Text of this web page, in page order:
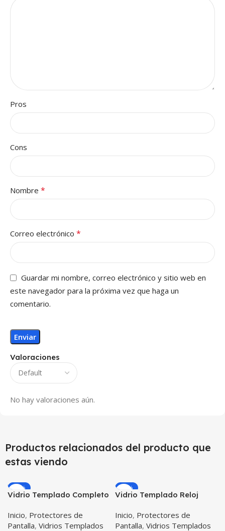
Valoraciones
No hay valoraciones aún.
Pros
Cons
Nombre *
Correo electrónico *
Guardar mi nombre, correo electrónico y sitio web en
este navegador para la próxima vez que haga un
comentario.
Productos relacionados del producto que
estas viendo
-24%
Vidrio Templado Completo
38mm
Inicio, Protectores de
Pantalla, Vidrios Templados
-13%
Vidrio Templado Reloj
42mm X3 Unidades
Inicio, Protectores de
Pantalla, Vidrios Templados